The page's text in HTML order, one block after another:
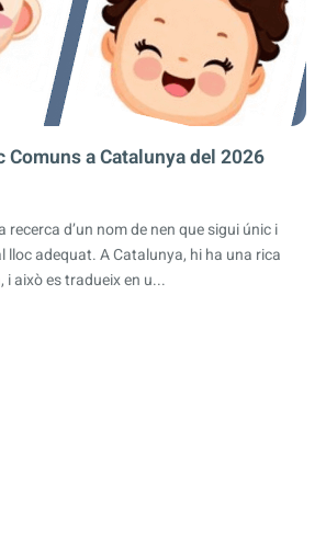
Comuns a Catalunya del 2026
recerca d’un nom de nen que sigui únic i
lloc adequat. A Catalunya, hi ha una rica
això es tradueix en u...